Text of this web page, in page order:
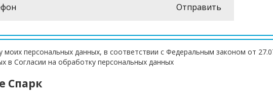
персональных данных, в соответствии с Федеральным законом от
в Согласии на обработку персональных данных
Спарк